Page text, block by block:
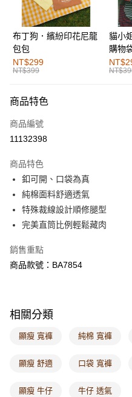
街口支付
運送方式
全家取貨付款
每筆NT$60，滿NT$1,000(含以
付款後全家取貨
萊爾富取貨付款
付款後萊爾富取貨
每筆NT$60，滿NT$1,000(含以
7-11取貨付款
每筆NT$60，滿NT$1,000(含以
付款後7-11取貨
每筆NT$60，滿NT$1,000(含以
每筆NT$120，滿NT$1,000(含以
付款後門市自取
海外配送-港/澳/新/馬/泰國專屬
海外配送-其他亞洲地區
布丁狗．繽紛印花尼龍
包包
NT$299
NT$399
貓小
購物
商品特色
商品編號
11132398
商品特色
釦可開、口袋為真
純棉面料舒適透氣
特殊裁線設計順修腿型
完美直筒比例輕鬆藏肉
銷售重點
商品款號：BA7854
相關分類
顯瘦 寬褲 純棉 寬褲
顯瘦 舒適 口袋 寬褲
顯瘦 牛仔 牛仔 透氣